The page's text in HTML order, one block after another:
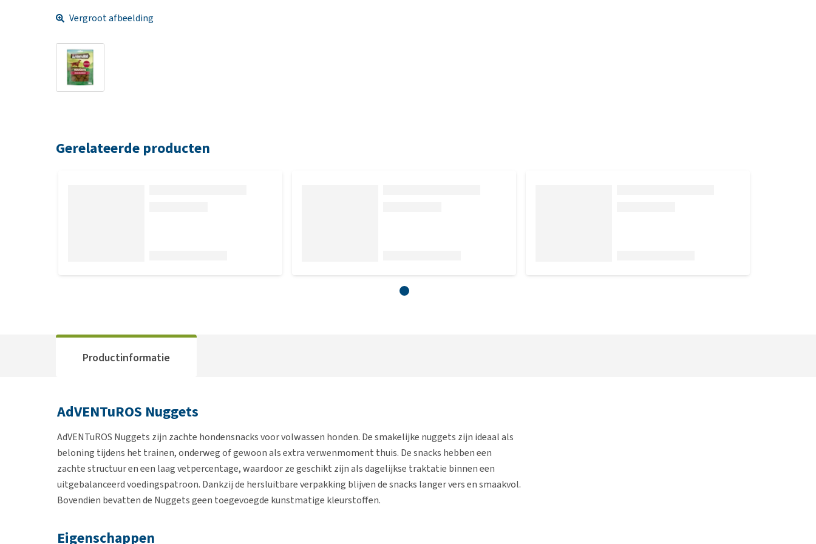
Vergroot afbeelding
Gerelateerde producten
Productinformatie
AdVENTuROS Nuggets
AdVENTuROS Nuggets zijn zachte hondensnacks voor volwassen honden. De smakelijke nuggets zijn ideaal als
beloning tijdens het trainen, onderweg of gewoon als extra verwenmoment thuis. De snacks hebben een
zachte structuur en een laag vetpercentage, waardoor ze geschikt zijn als dagelijkse traktatie binnen een
uitgebalanceerd voedingspatroon. Dankzij de hersluitbare verpakking blijven de snacks langer vers en smaakvol.
Bovendien bevatten de Nuggets geen toegevoegde kunstmatige kleurstoffen.
Eigenschappen